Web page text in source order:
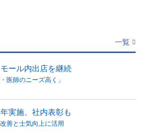
一覧
ール内出店を継続
医師のニーズ高く」
実施、社内表彰も
善と士気向上に活用